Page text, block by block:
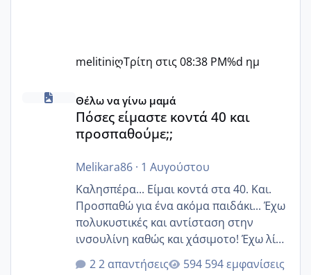
melitiniღΤρίτη στις 08:38 PM%d ημ
Πόσες είμαστε κοντά 40 και προσπαθούμε;;
Θέλω να γίνω μαμά
Πόσες είμαστε κοντά 40 και
προσπαθούμε;;
Melikara86· 1 Αυγούστου
Καλησπέρα... Είμαι κοντά στα 40. Και.
Προσπαθώ για ένα ακόμα παιδάκι... Έχω
πολυκυστικές και αντίσταση στην
ινσουλίνη καθώς και χάσιμοτο! Έχω λίγα
κιλά παραπάνω και όσο κ αν προσπαθώ
2 απαντήσεις 594 εμφανίσεις